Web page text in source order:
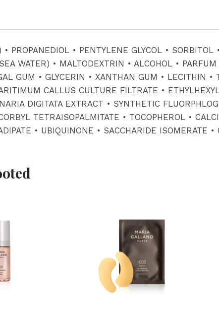
• PROPANEDIOL • PENTYLENE GLYCOL •
WATER) • MALTODEXTRIN • ALCOHOL •
GUM • GLYCERIN • XANTHAN GUM • LECITHIN
CALLUS CULTURE FILTRATE •
DIGITATA EXTRACT • SYNTHETIC
TETRAISOPALMITATE • TOCOPHEROL •
• UBIQUINONE • SACCHARIDE ISOMERATE